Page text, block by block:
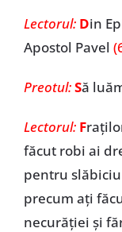
Lectorul: Din
Apostol Pavel
Preotul:Să
Lectorul: F
făcut robi ai
pentru
precum ați
necurăției și